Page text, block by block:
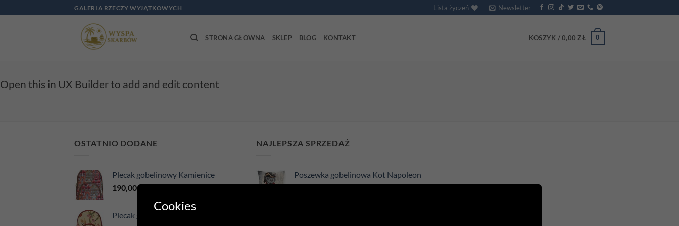
do
GALERIA RZECZY WYJĄTKOWYCH Lista życzeń Newsletter
STRONA GŁOWNA SKLEP BLOG KONTAKT KOSZYK /0,00 ZŁ 0
Open this in UX Builder to add and edit content
OSTATNIO DODANE
Plecak gobelinowy Kamienice
190,00zł
Plecak gobelinowy Tulipany
NAJLEPSZA SPRZEDAŻ
Poszewka gobelinowa Kot Napoleon
75,00zł
Cookies